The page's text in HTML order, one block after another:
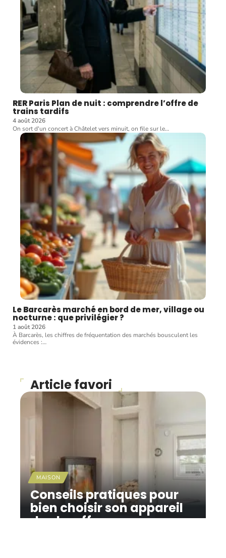
RER Paris Plan de nuit : comprendre l’offre de
trains tardifs
4 août 2026
On sort d'un concert à Châtelet vers minuit, on file sur le…
Le Barcarès marché en bord de mer, village ou
nocturne : que privilégier ?
1 août 2026
À Barcarès, les chiffres de fréquentation des marchés bousculent les
évidences :…
Article favori
MAISON
Conseils pratiques pour
bien choisir son appareil
de chauffage